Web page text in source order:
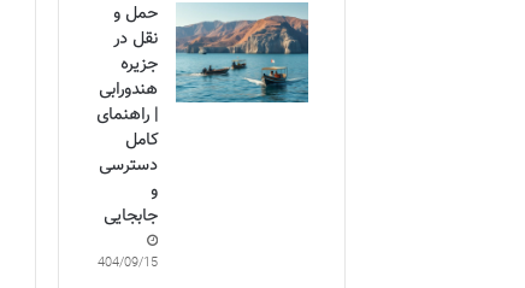
حمل و
نقل در
جزیره
هندورابی
| راهنمای
کامل
دسترسی
و
جابجایی
1404/09/15